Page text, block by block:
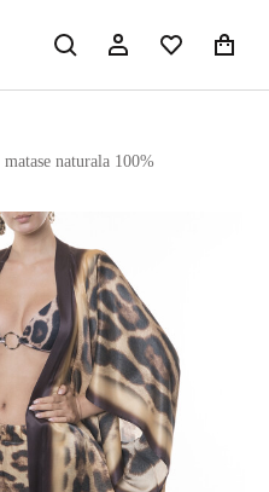
naturala 100%